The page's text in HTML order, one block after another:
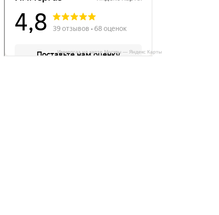
Иммергаз на карте Москвы — Яндекс Карты